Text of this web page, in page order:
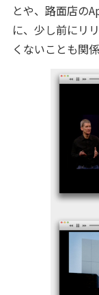
とや、路面店の
に、少し前にリ
くないことも関